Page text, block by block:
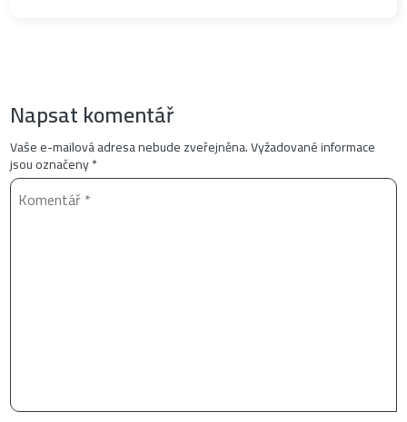
Napsat komentář
Vaše e-mailová adresa nebude zveřejněna.Vyžadované informace
jsou označeny*